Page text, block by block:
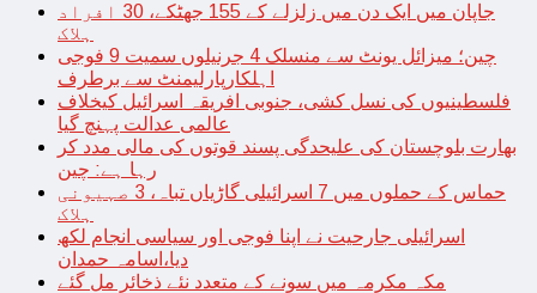
جاپان میں ایک دن میں زلزلے کے 155 جھٹکے، 30 افراد
ہلاک
چین؛ میزائل یونٹ سے منسلک 4 جرنیلوں سمیت 9 فوجی
اہلکارپارلیمنٹ سے برطرف
فلسطینیوں کی نسل کشی، جنوبی افریقہ اسرائیل کیخلاف
عالمی عدالت پہنچ گیا
بھارت بلوچستان کی علیحدگی پسند قوتوں کی مالی مدد کر
رہا ہے: چین
حماس کے حملوں میں 7 اسرائیلی گاڑیاں تباہ، 3 صہیونی
ہلاک
اسرائیلی جارحیت نے اپنا فوجی اور سیاسی انجام لکھ
دیا،اسامہ حمدان
مکہ مکرمہ میں سونے کے متعدد نئے ذخائر مل گئے